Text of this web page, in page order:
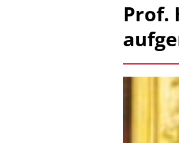
Prof.